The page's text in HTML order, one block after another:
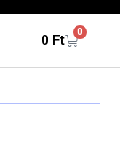
0 Ft
0